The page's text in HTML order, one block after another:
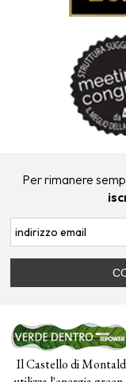
Per rimanere
Il Castello di